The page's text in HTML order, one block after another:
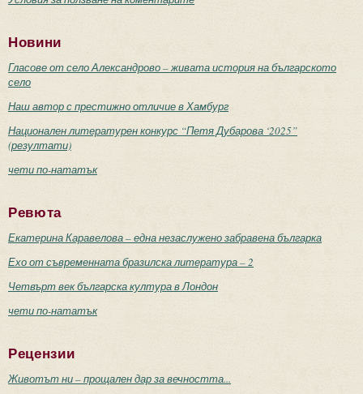
Новини
Гласове от село Александрово – живата история на българското
село
Наш автор с престижно отличие в Хамбург
Национален литературен конкурс “Петя Дубарова ‘2025”
(резултати)
чети по-нататък
Ревюта
Екатерина Каравелова – една незаслужено забравена българка
Ехо от съвременната бразилска литература – 2
Четвърт век българска култура в Лондон
чети по-нататък
Рецензии
Животът ни – прощален дар за вечността...